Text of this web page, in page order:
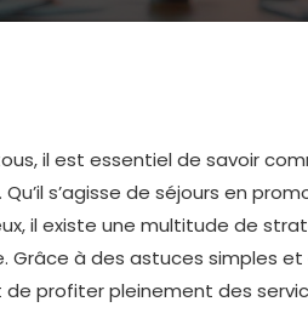
il est essentiel de savoir
s’agisse de séjours en
il existe une multitude de
à des astuces simples
de profiter pleinement des